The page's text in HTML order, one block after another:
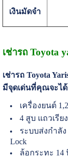
เงินมัดจำ
เช่ารถ Toyota
เช่ารถ Toyota
มีจุดเด่นที่คุณจะไ
เครื่องยนต์
4 สูบ แถวเรีย
ระบบส่งกำลั
Lock
ล้อกระทะ